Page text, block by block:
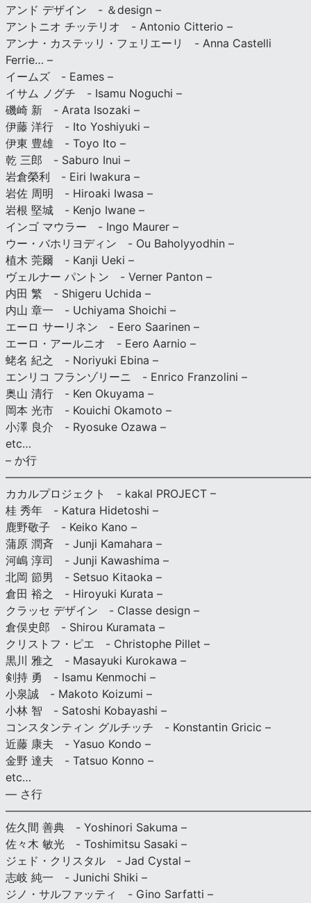
アンド デザイン - ＆design –
アントニオ チッテリオ - Antonio Citterio –
アンナ・カステッリ・フェリエーリ - Anna Castelli
Ferrie… –
イームズ - Eames –
イサム ノグチ - Isamu Noguchi –
磯崎 新 - Arata Isozaki –
伊藤 洋行 - Ito Yoshiyuki –
伊東 豊雄 - Toyo Ito –
乾 三郎 - Saburo Inui –
岩倉榮利 - Eiri Iwakura –
岩佐 周明 - Hiroaki Iwasa –
岩根 堅城 - Kenjo Iwane –
インゴ マウラー - Ingo Maurer –
ウー・バホリヨディン - Ou Baholyyodhin –
植木 莞爾 - Kanji Ueki –
ヴェルナー パントン - Verner Panton –
内田 繁 - Shigeru Uchida –
内山 章一 - Uchiyama Shoichi –
エーロ サーリネン - Eero Saarinen –
エーロ・アールニオ - Eero Aarnio –
蛯名 紀之 - Noriyuki Ebina –
エンリコ フランゾリーニ - Enrico Franzolini –
奥山 清行 - Ken Okuyama –
岡本 光市 - Kouichi Okamoto –
小澤 良介 - Ryosuke Ozawa –
etc…
– か行
カカルプロジェクト - kakal PROJECT –
桂 秀年 - Katura Hidetoshi –
鹿野敬子 - Keiko Kano –
蒲原 潤斉 - Junji Kamahara –
河嶋 淳司 - Junji Kawashima –
北岡 節男 - Setsuo Kitaoka –
倉田 裕之 - Hiroyuki Kurata –
クラッセ デザイン - Classe design –
倉俣史郎 - Shirou Kuramata –
クリストフ・ピエ - Christophe Pillet –
黒川 雅之 - Masayuki Kurokawa –
剣持 勇 - Isamu Kenmochi –
小泉誠 - Makoto Koizumi –
小林 智 - Satoshi Kobayashi –
コンスタンティン グルチッチ - Konstantin Gricic –
近藤 康夫 - Yasuo Kondo –
金野 達夫 - Tatsuo Konno –
etc…
— さ行
佐久間 善典 - Yoshinori Sakuma –
佐々木 敏光 - Toshimitsu Sasaki –
ジェド・クリスタル - Jad Cystal –
志岐 純一 - Junichi Shiki –
ジノ・サルファッティ - Gino Sarfatti –